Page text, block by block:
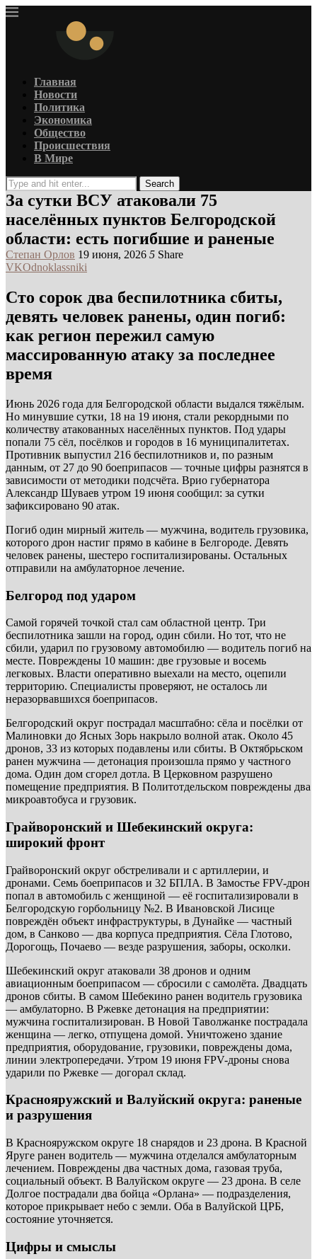
Главная
Новости
Политика
Экономика
Общество
Происшествия
В Мире
Search
За сутки ВСУ атаковали 75
населённых пунктов Белгородской
области: есть погибшие и раненые
Степан Орлов 19 июня, 2026 5 Share
VKOdnoklassniki
Сто сорок два беспилотника сбиты,
девять человек ранены, один погиб:
как регион пережил самую
массированную атаку за последнее
время
Июнь 2026 года для Белгородской области выдался тяжёлым.
Но минувшие сутки, 18 на 19 июня, стали рекордными по
количеству атакованных населённых пунктов. Под удары
попали 75 сёл, посёлков и городов в 16 муниципалитетах.
Противник выпустил 216 беспилотников и, по разным
данным, от 27 до 90 боеприпасов — точные цифры разнятся в
зависимости от методики подсчёта. Врио губернатора
Александр Шуваев утром 19 июня сообщил: за сутки
зафиксировано 90 атак.
Погиб один мирный житель — мужчина, водитель грузовика,
которого дрон настиг прямо в кабине в Белгороде. Девять
человек ранены, шестеро госпитализированы. Остальных
отправили на амбулаторное лечение.
Белгород под ударом
Самой горячей точкой стал сам областной центр. Три
беспилотника зашли на город, один сбили. Но тот, что не
сбили, ударил по грузовому автомобилю — водитель погиб на
месте. Повреждены 10 машин: две грузовые и восемь
легковых. Власти оперативно выехали на место, оцепили
территорию. Специалисты проверяют, не осталось ли
неразорвавшихся боеприпасов.
Белгородский округ пострадал масштабно: сёла и посёлки от
Малиновки до Ясных Зорь накрыло волной атак. Около 45
дронов, 33 из которых подавлены или сбиты. В Октябрьском
ранен мужчина — детонация произошла прямо у частного
дома. Один дом сгорел дотла. В Церковном разрушено
помещение предприятия. В Политотдельском повреждены два
микроавтобуса и грузовик.
Грайворонский и Шебекинский округа:
широкий фронт
Грайворонский округ обстреливали и с артиллерии, и
дронами. Семь боеприпасов и 32 БПЛА. В Замостье FPV-дрон
попал в автомобиль с женщиной — её госпитализировали в
Белгородскую горбольницу №2. В Ивановской Лисице
повреждён объект инфраструктуры, в Дунайке — частный
дом, в Санково — два корпуса предприятия. Сёла Глотово,
Дорогощь, Почаево — везде разрушения, заборы, осколки.
Шебекинский округ атаковали 38 дронов и одним
авиационным боеприпасом — сбросили с самолёта. Двадцать
дронов сбиты. В самом Шебекино ранен водитель грузовика
— амбулаторно. В Ржевке детонация на предприятии:
мужчина госпитализирован. В Новой Таволжанке пострадала
женщина — легко, отпущена домой. Уничтожено здание
предприятия, оборудование, грузовики, повреждены дома,
линии электропередачи. Утром 19 июня FPV-дроны снова
ударили по Ржевке — догорал склад.
Краснояружский и Валуйский округа: раненые
и разрушения
В Краснояружском округе 18 снарядов и 23 дрона. В Красной
Яруге ранен водитель — мужчина отделался амбулаторным
лечением. Повреждены два частных дома, газовая труба,
социальный объект. В Валуйском округе — 23 дрона. В селе
Долгое пострадали два бойца «Орлана» — подразделения,
которое прикрывает небо с земли. Оба в Валуйской ЦРБ,
состояние уточняется.
Цифры и смыслы